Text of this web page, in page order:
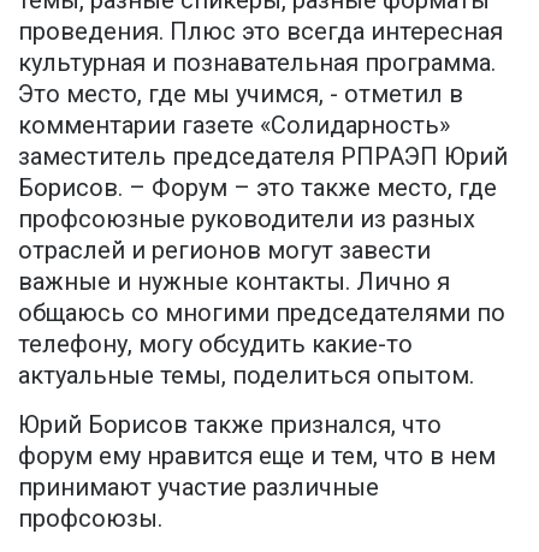
проведения. Плюс это всегда интересная
культурная и познавательная программа.
Это место, где мы учимся, - отметил в
комментарии газете «Солидарность»
заместитель председателя РПРАЭП Юрий
Борисов. – Форум – это также место, где
профсоюзные руководители из разных
отраслей и регионов могут завести
важные и нужные контакты. Лично я
общаюсь со многими председателями по
телефону, могу обсудить какие-то
актуальные темы, поделиться опытом.
Юрий Борисов также признался, что
форум ему нравится еще и тем, что в нем
принимают участие различные
профсоюзы.